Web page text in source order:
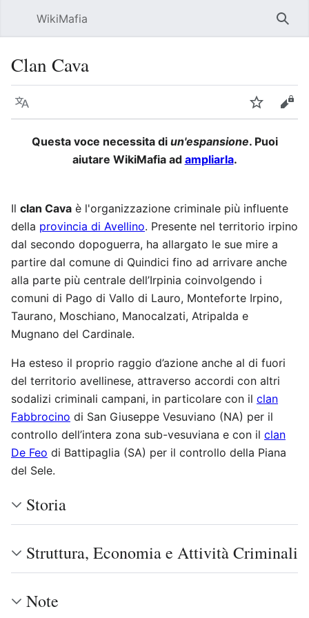
WikiMafia
Clan Cava
Lingua Segui
Questa voce necessita di un'espansione. Puoi
aiutare WikiMafia ad ampliarla.
Il clan Cava è l'organizzazione criminale più influente
della provincia di Avellino. Presente nel territorio irpino
dal secondo dopoguerra, ha allargato le sue mire a
partire dal comune di Quindici fino ad arrivare anche
alla parte più centrale dell’Irpinia coinvolgendo i
comuni di Pago di Vallo di Lauro, Monteforte Irpino,
Taurano, Moschiano, Manocalzati, Atripalda e
Mugnano del Cardinale.
Ha esteso il proprio raggio d’azione anche al di fuori
del territorio avellinese, attraverso accordi con altri
sodalizi criminali campani, in particolare con il clan
Fabbrocino di San Giuseppe Vesuviano (NA) per il
controllo dell’intera zona sub-vesuviana e con il clan
De Feo di Battipaglia (SA) per il controllo della Piana
del Sele.
Storia
Struttura, Economia e Attività Criminali
Note